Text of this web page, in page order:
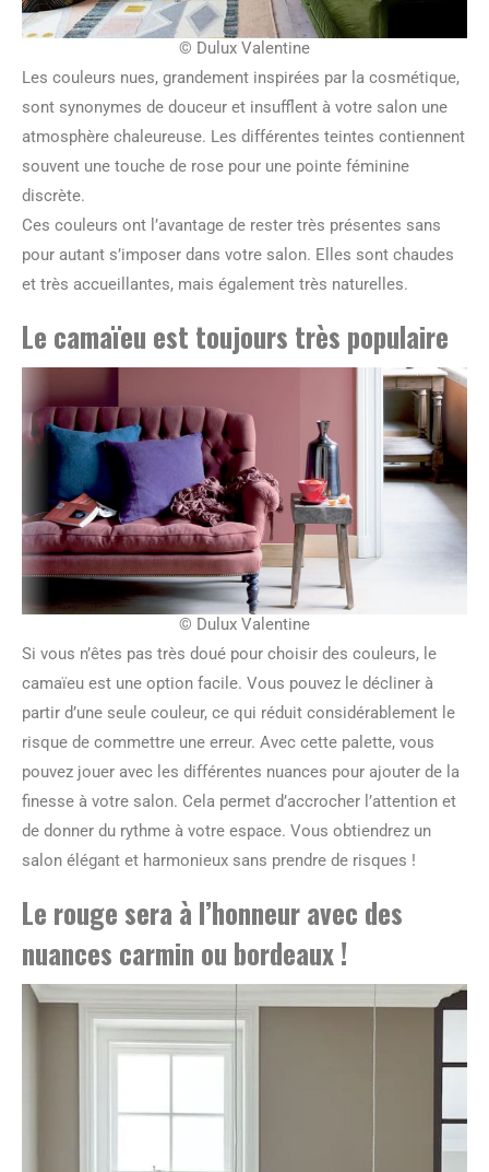
© Dulux Valentine
Les couleurs nues, grandement inspirées par la cosmétique,
sont synonymes de douceur et insufflent à votre salon une
atmosphère chaleureuse. Les différentes teintes contiennent
souvent une touche de rose pour une pointe féminine
discrète.
Ces couleurs ont l’avantage de rester très présentes sans
pour autant s’imposer dans votre salon. Elles sont chaudes
et très accueillantes, mais également très naturelles.
Le camaïeu est toujours très populaire
© Dulux Valentine
Si vous n’êtes pas très doué pour choisir des couleurs, le
camaïeu est une option facile. Vous pouvez le décliner à
partir d’une seule couleur, ce qui réduit considérablement le
risque de commettre une erreur. Avec cette palette, vous
pouvez jouer avec les différentes nuances pour ajouter de la
finesse à votre salon. Cela permet d’accrocher l’attention et
de donner du rythme à votre espace. Vous obtiendrez un
salon élégant et harmonieux sans prendre de risques !
Le rouge sera à l’honneur avec des
nuances carmin ou bordeaux !